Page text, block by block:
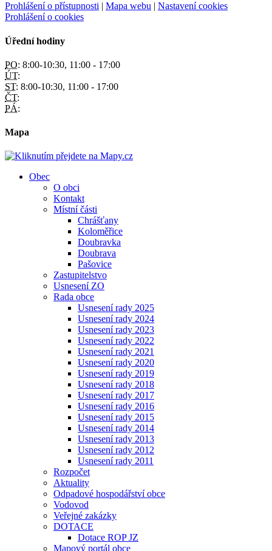
Prohlášení o přístupnosti | Mapa webu | Nastavení cookies
Prohlášení o cookies
Úřední hodiny
PO: 8:00-10:30, 11:00 - 17:00
ÚT:
ST: 8:00-10:30, 11:00 - 17:00
ČT:
PÁ:
Mapa
Obec
O obci
Kontakt
Místní části
Chrášťany
Koloměřice
Doubravka
Doubrava
Pašovice
Zastupitelstvo
Usnesení ZO
Rada obce
Usnesení rady 2025
Usnesení rady 2024
Usnesení rady 2023
Usnesení rady 2022
Usnesení rady 2021
Usnesení rady 2020
Usnesení rady 2019
Usnesení rady 2018
Usnesení rady 2017
Usnesení rady 2016
Usnesení rady 2015
Usnesení rady 2014
Usnesení rady 2013
Usnesení rady 2012
Usnesení rady 2011
Rozpočet
Aktuality
Odpadové hospodářství obce
Vodovod
Veřejné zakázky
DOTACE
Dotace ROP JZ
Mapový portál obce